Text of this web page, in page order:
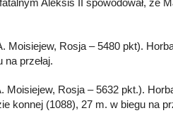
Aleksis II spowodował, że
Rosja – 5480 pkt).
przełaj.
Rosja – 5632 pkt.).
konnej (1088), 27 m. w biegu na